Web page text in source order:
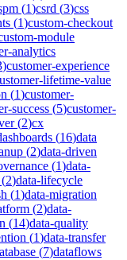
(1)csrd (3)css
(1)custom-checkout
module
analytics
)customer-experience
lifetime-value
(1)customer-
success (5)customer-
(2)cx
(16)data
(2)data-driven
(1)data-
(2)data-lifecycle
(1)data-migration
(2)data-
(14)data-quality
(1)data-transfer
(7)dataflows